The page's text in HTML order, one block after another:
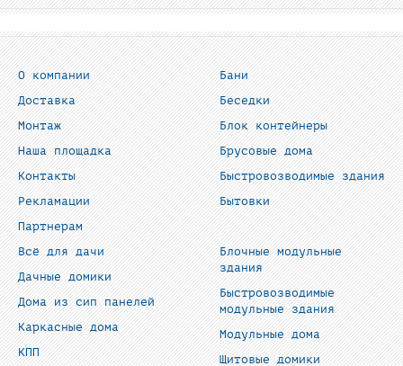
О компании
Доставка
Монтаж
Наша площадка
Контакты
Рекламации
Партнерам
Бани
Беседки
Блок контейнеры
Брусовые дома
Быстровозводимые здания
Бытовки
Всё для дачи
Дачные домики
Дома из сип панелей
Каркасные дома
КПП
Блочные модульные
здания
Быстровозводимые
модульные здания
Модульные дома
Щитовые домики